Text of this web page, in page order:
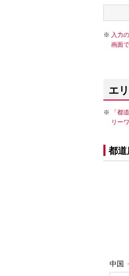
入力
画面
エ
「都
リー
都道
中国